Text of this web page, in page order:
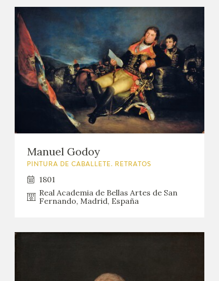
Manuel Godoy
PINTURA DE CABALLETE. RETRATOS
1801
Real Academia de Bellas Artes de San
Fernando, Madrid, España